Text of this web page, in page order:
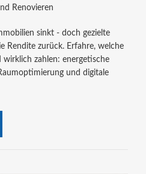
Renovieren
sinkt - doch gezielte
Rendite zurück. Erfahre, welche
zahlen: energetische
und digitale